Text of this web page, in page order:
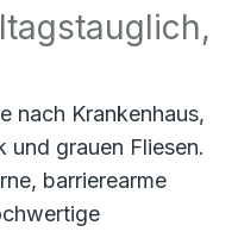
nach Krankenhaus,
und grauen Fliesen.
barrierearme